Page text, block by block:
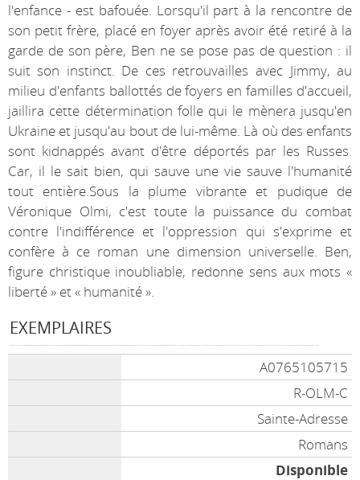
l'enfance - est bafouée. Lorsqu'il part à la rencontre de
son petit frère, placé en foyer après avoir été retiré à la
garde de son père, Ben ne se pose pas de question : il
suit son instinct. De ces retrouvailles avec Jimmy, au
milieu d'enfants ballottés de foyers en familles d'accueil,
jaillira cette détermination folle qui le mènera jusqu'en
Ukraine et jusqu'au bout de lui-même. Là où des enfants
sont kidnappés avant d'être déportés par les Russes.
Car, il le sait bien, qui sauve une vie sauve l'humanité
tout entière.Sous la plume vibrante et pudique de
Véronique Olmi, c'est toute la puissance du combat
contre l'indifférence et l'oppression qui s'exprime et
confère à ce roman une dimension universelle. Ben,
figure christique inoubliable, redonne sens aux mots «
liberté » et « humanité ».
EXEMPLAIRES
A0765105715
R-OLM-C
Sainte-Adresse
Romans
Disponible